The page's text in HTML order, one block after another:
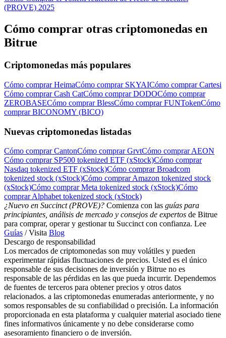
(PROVE) 2025
Cómo comprar otras criptomonedas en
Bitrue
Criptomonedas más populares
Cómo comprar HeimaCómo comprar SKYAICómo comprar Cartesi
Cómo comprar Cash CatCómo comprar DODOCómo comprar
ZEROBASECómo comprar BlessCómo comprar FUNTokenCómo
comprar BICONOMY (BICO)
Nuevas criptomonedas listadas
Cómo comprar CantonCómo comprar GrvtCómo comprar AEON
Cómo comprar SP500 tokenized ETF (xStock)Cómo comprar
Nasdaq tokenized ETF (xStock)Cómo comprar Broadcom
tokenized stock (xStock)Cómo comprar Amazon tokenized stock
(xStock)Cómo comprar Meta tokenized stock (xStock)Cómo
comprar Alphabet tokenized stock (xStock)
¿Nuevo en Succinct (PROVE)? Comienza con las guías para
principiantes, análisis de mercado y consejos de expertos de Bitrue
para comprar, operar y gestionar tu Succinct con confianza. Lee
Guías / Visita Blog
Descargo de responsabilidad
Los mercados de criptomonedas son muy volátiles y pueden
experimentar rápidas fluctuaciones de precios. Usted es el único
responsable de sus decisiones de inversión y Bitrue no es
responsable de las pérdidas en las que pueda incurrir. Dependemos
de fuentes de terceros para obtener precios y otros datos
relacionados. a las criptomonedas enumeradas anteriormente, y no
somos responsables de su confiabilidad o precisión. La información
proporcionada en esta plataforma y cualquier material asociado tiene
fines informativos únicamente y no debe considerarse como
asesoramiento financiero o de inversión.